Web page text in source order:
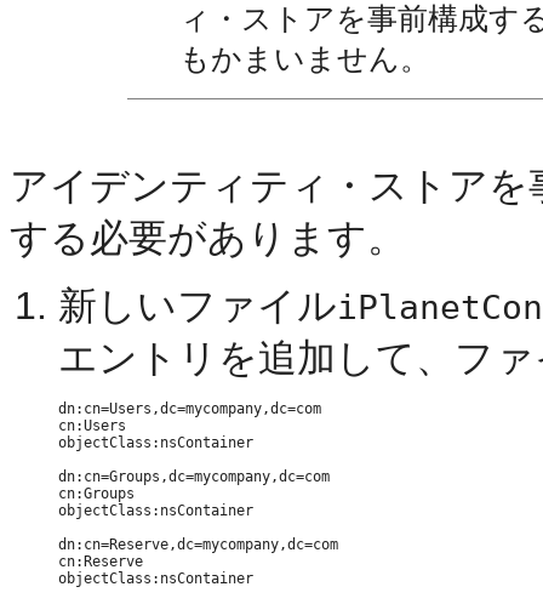
ィ・ストアを事前構成す
もかまいません。
アイデンティティ・ストア
する必要があります。
新しいファイル
エントリを追加して、フ
dn:cn=Users,dc=mycompany,dc=com
cn:Users
objectClass:nsContainer
dn:cn=Groups,dc=mycompany,dc=com
cn:Groups
objectClass:nsContainer
dn:cn=Reserve,dc=mycompany,dc=com
cn:Reserve